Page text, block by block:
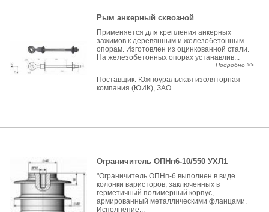
Рым анкерный сквозной
Применяется для крепления анкерных
зажимов к деревянным и железобетонным
опорам. Изготовлен из оцинкованной стали.
На железобетонных опорах устанавлив...
Подробно >>
Поставщик: Южноуральская изоляторная
компания (ЮИК), ЗАО
Ограничитель ОПНп6-10/550 УХЛ1
"Ограничитель ОПНп-6 выполнен в виде
колонки варисторов, заключенных в
герметичный полимерный корпус,
армированный металлическими фланцами.
Исполнение...